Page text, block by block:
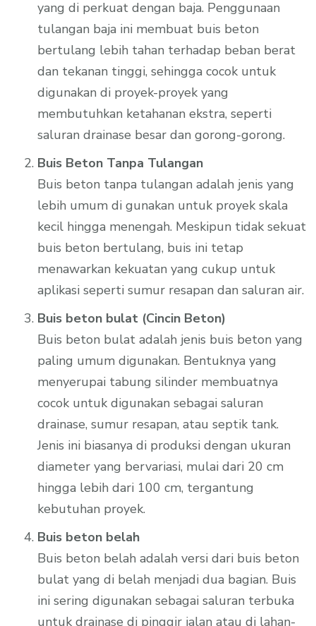
yang di perkuat dengan baja. Penggunaan
tulangan baja ini membuat buis beton
bertulang lebih tahan terhadap beban berat
dan tekanan tinggi, sehingga cocok untuk
digunakan di proyek-proyek yang
membutuhkan ketahanan ekstra, seperti
saluran drainase besar dan gorong-gorong.
Buis Beton Tanpa Tulangan
Buis beton tanpa tulangan adalah jenis yang
lebih umum di gunakan untuk proyek skala
kecil hingga menengah. Meskipun tidak sekuat
buis beton bertulang, buis ini tetap
menawarkan kekuatan yang cukup untuk
aplikasi seperti sumur resapan dan saluran air.
Buis beton bulat (Cincin Beton)
Buis beton bulat adalah jenis buis beton yang
paling umum digunakan. Bentuknya yang
menyerupai tabung silinder membuatnya
cocok untuk digunakan sebagai saluran
drainase, sumur resapan, atau septik tank.
Jenis ini biasanya di produksi dengan ukuran
diameter yang bervariasi, mulai dari 20 cm
hingga lebih dari 100 cm, tergantung
kebutuhan proyek.
Buis beton belah
Buis beton belah adalah versi dari buis beton
bulat yang di belah menjadi dua bagian. Buis
ini sering digunakan sebagai saluran terbuka
untuk drainase di pinggir jalan atau di lahan-